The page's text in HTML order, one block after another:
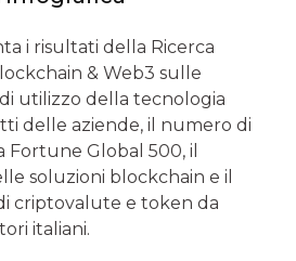
i risultati della Ricerca
& Web3 sulle
utilizzo della tecnologia
delle aziende, il numero di
Global 500, il
soluzioni blockchain e il
criptovalute e token da
italiani.